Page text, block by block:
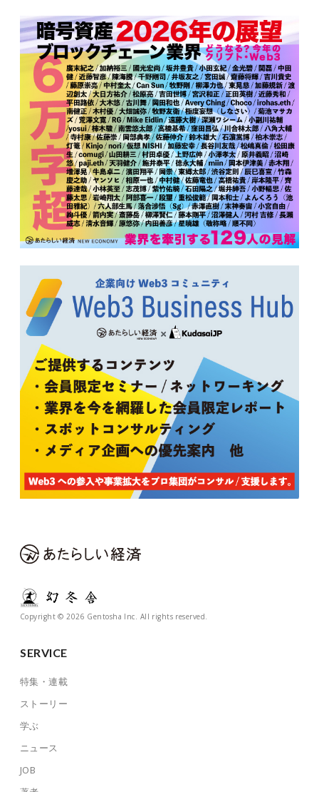
Copyright © 2026 Gentosha Inc. All rights reserved.
SERVICE
特集・連載
ストーリー
学ぶ
ニュース
JOB